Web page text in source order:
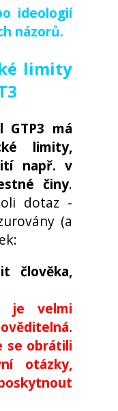
ideologií
názorů.
limity
GTP3 má
limity,
např. v
činy.
dotaz -
(a
člověka,
je velmi
se obrátili
otázky,